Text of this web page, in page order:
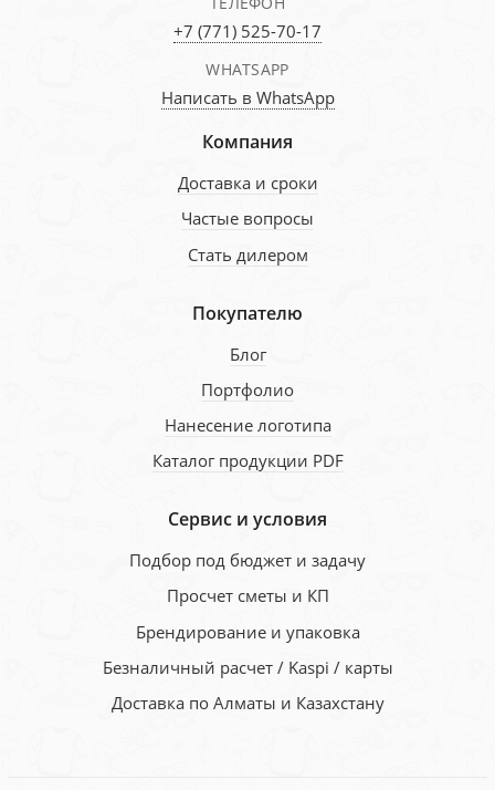
+7 (771) 525-70-17
WHATSAPP
Написать в WhatsApp
Компания
Доставка и сроки
Частые вопросы
Стать дилером
Покупателю
Блог
Портфолио
Нанесение логотипа
Каталог продукции PDF
Сервис и условия
Подбор под бюджет и задачу
Просчет сметы и КП
Брендирование и упаковка
Безналичный расчет / Kaspi / карты
Доставка по Алматы и Казахстану